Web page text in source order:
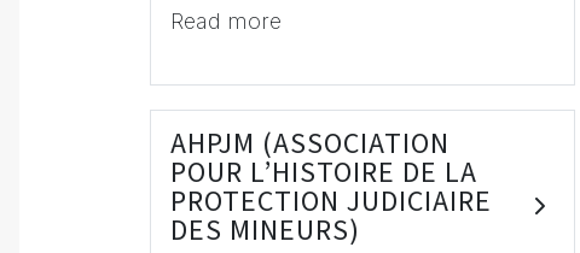
Read more
AHPJM (ASSOCIATION
POUR L’HISTOIRE DE LA
PROTECTION JUDICIAIRE
DES MINEURS)